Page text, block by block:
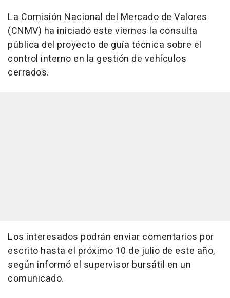
La Comisión Nacional del Mercado de Valores
(CNMV) ha iniciado este viernes la consulta
pública del proyecto de guía técnica sobre el
control interno en la gestión de vehículos
cerrados.
Los interesados podrán enviar comentarios por
escrito hasta el próximo 10 de julio de este año,
según informó el supervisor bursátil en un
comunicado.